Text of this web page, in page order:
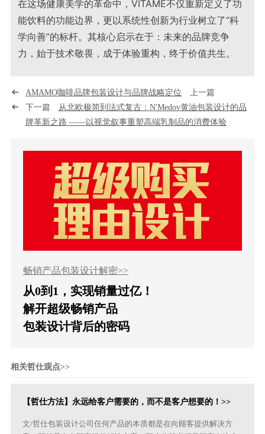
在这场健康美学的革命中，VITAME不仅重新定义了功
能饮料的功能边界，更以系统性创新为行业树立了“科
学向善”的标杆。其核心启示在于：未来的品牌竞争
力，始于技术敬畏，成于体验重构，终于价值共生。
AMAMO咖啡品牌包装设计与品牌战略定位 上一篇
下一篇 从北欧极简到法式复古：N'Medov黄油包装设计的品
牌革新之路 ——以视觉叙事重塑高端乳制品的消费体验
畅销产品包装设计解密>>
从0到1，实现销量过亿！
解开超级畅销产品
包装设计背后的密码
相关哲仕观点>>
【哲仕方法】永远给客户需要的，而不是客户想要的！>>
文/哲仕包装设计公司任何产品的本质都是在向顾客提供解决方